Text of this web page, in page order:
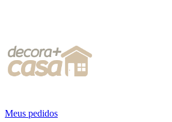
Meus pedidos